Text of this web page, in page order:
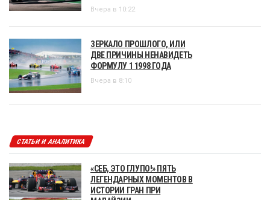
Вчера в 10:22
ЗЕРКАЛО ПРОШЛОГО, ИЛИ
ДВЕ ПРИЧИНЫ НЕНАВИДЕТЬ
ФОРМУЛУ 1 1998 ГОДА
Вчера в 8:10
СТАТЬИ И АНАЛИТИКА
«СЕБ, ЭТО ГЛУПО!» ПЯТЬ
ЛЕГЕНДАРНЫХ МОМЕНТОВ В
ИСТОРИИ ГРАН ПРИ